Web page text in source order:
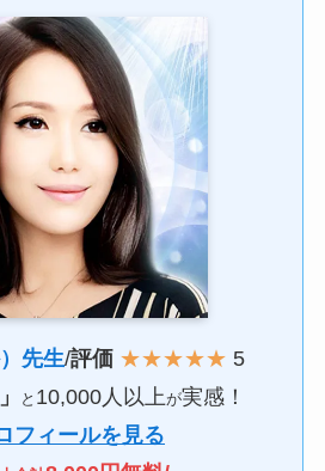
先生/評価 ★★★★★ 5
と 10,000人以上が実感！
フィールを見る